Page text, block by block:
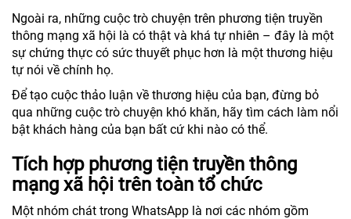
Ngoài ra, những cuộc trò chuyện trên phương tiện truyền
thông mạng xã hội là có thật và khá tự nhiên – đây là một
sự chứng thực có sức thuyết phục hơn là một thương hiệu
tự nói về chính họ.
Để tạo cuộc thảo luận về thương hiệu của bạn, đừng bỏ
qua những cuộc trò chuyện khó khăn, hãy tìm cách làm nổi
bật khách hàng của bạn bất cứ khi nào có thể.
Tích hợp phương tiện truyền thông
mạng xã hội trên toàn tổ chức
Một nhóm chát trong WhatsApp là nơi các nhóm gồm